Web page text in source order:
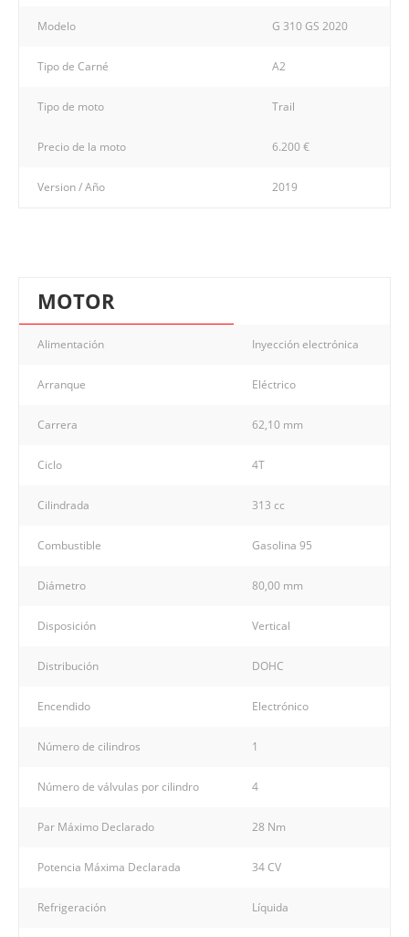
Modelo G 310 GS 2020
Tipo de Carné A2
Tipo de moto Trail
Precio de la moto 6.200 €
Version / Año 2019
MOTOR
Alimentación Inyección electrónica
Arranque Eléctrico
Carrera 62,10 mm
Ciclo 4T
Cilindrada 313 cc
Combustible Gasolina 95
Diámetro 80,00 mm
Disposición Vertical
Distribución DOHC
Encendido Electrónico
Número de cilindros 1
Número de válvulas por cilindro 4
Par Máximo Declarado 28 Nm
Potencia Máxima Declarada 34 CV
Refrigeración Líquida